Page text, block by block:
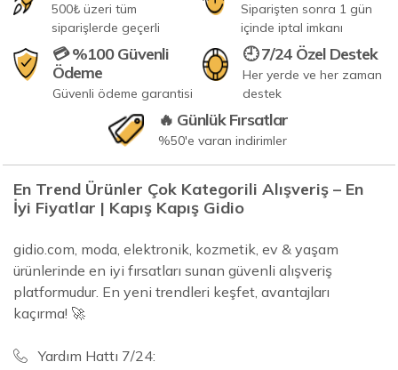
500₺ üzeri tüm
siparişlerde geçerli
Siparişten sonra 1 gün
içinde iptal imkanı
💳 %100 Güvenli
Ödeme
Güvenli ödeme garantisi
🕘 7/24 Özel Destek
Her yerde ve her zaman
destek
🔥 Günlük Fırsatlar
%50'e varan indirimler
En Trend Ürünler Çok Kategorili Alışveriş – En
İyi Fiyatlar | Kapış Kapış Gidio
gidio.com, moda, elektronik, kozmetik, ev & yaşam
ürünlerinde en iyi fırsatları sunan güvenli alışveriş
platformudur. En yeni trendleri keşfet, avantajları
kaçırma! 🚀
Yardım Hattı 7/24: